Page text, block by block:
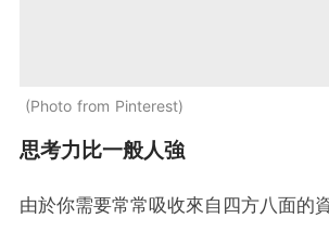
Photo from Pinterest
思考力比一般人強
由於你需要常常吸收來自四方八面的